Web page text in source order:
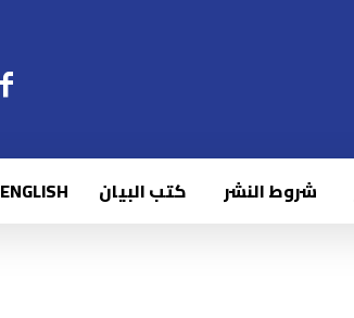
شروط النشر كتب البيان ENGLISH